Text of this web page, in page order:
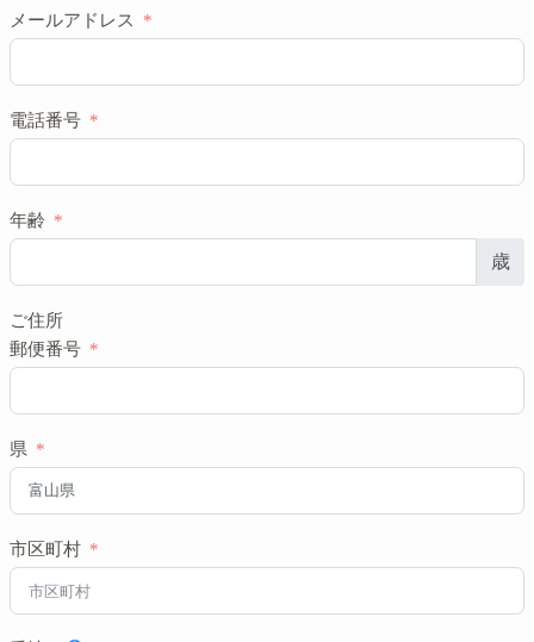
メールアドレス
電話番号
年齢
歳
ご住所
郵便番号
県
市区町村